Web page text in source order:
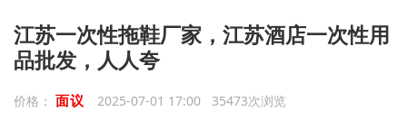
江苏一次性拖鞋厂家，江苏酒店一次性用
品批发，人人夸
价格： 面议 2025-07-01 17:00 35473次浏览